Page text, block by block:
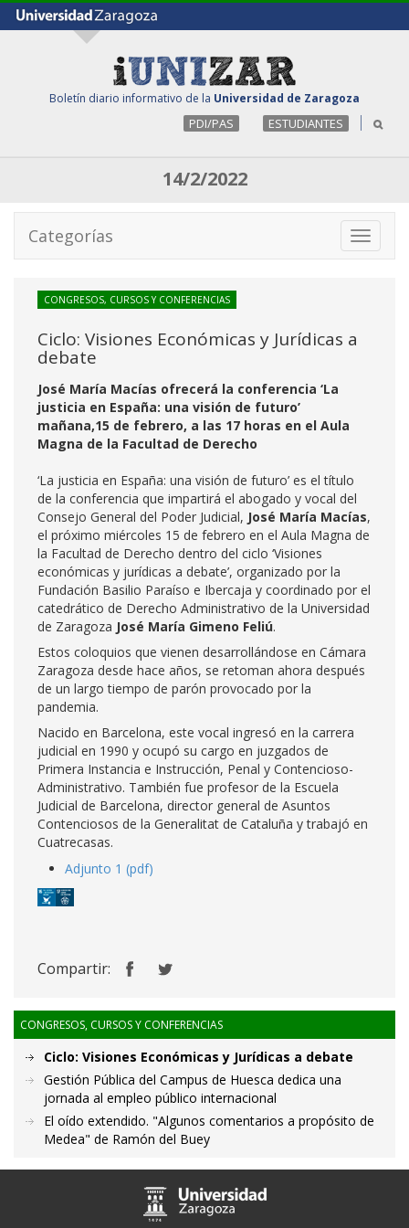
Boletín diario informativo de la Universidad de Zaragoza
PDI/PAS ESTUDIANTES
14/2/2022
Toggle
Categorías
CONGRESOS, CURSOS Y CONFERENCIAS
Ciclo: Visiones Económicas y Jurídicas a
debate
José María Macías ofrecerá la conferencia ‘La
justicia en España: una visión de futuro’
mañana,15 de febrero, a las 17 horas en el Aula
Magna de la Facultad de Derecho
‘La justicia en España: una visión de futuro’ es el título
de la conferencia que impartirá el abogado y vocal del
Consejo General del Poder Judicial, José María Macías,
el próximo miércoles 15 de febrero en el Aula Magna de
la Facultad de Derecho dentro del ciclo ‘Visiones
económicas y jurídicas a debate’, organizado por la
Fundación Basilio Paraíso e Ibercaja y coordinado por el
catedrático de Derecho Administrativo de la Universidad
de Zaragoza José María Gimeno Feliú.
Estos coloquios que vienen desarrollándose en Cámara
Zaragoza desde hace años, se retoman ahora después
de un largo tiempo de parón provocado por la
pandemia.
Nacido en Barcelona, este vocal ingresó en la carrera
judicial en 1990 y ocupó su cargo en juzgados de
Primera Instancia e Instrucción, Penal y Contencioso-
Administrativo. También fue profesor de la Escuela
Judicial de Barcelona, director general de Asuntos
Contenciosos de la Generalitat de Cataluña y trabajó en
Cuatrecasas.
Adjunto 1 (pdf)
Compartir:
CONGRESOS, CURSOS Y CONFERENCIAS
Ciclo: Visiones Económicas y Jurídicas a debate
Gestión Pública del Campus de Huesca dedica una
jornada al empleo público internacional
El oído extendido. "Algunos comentarios a propósito de
Medea" de Ramón del Buey